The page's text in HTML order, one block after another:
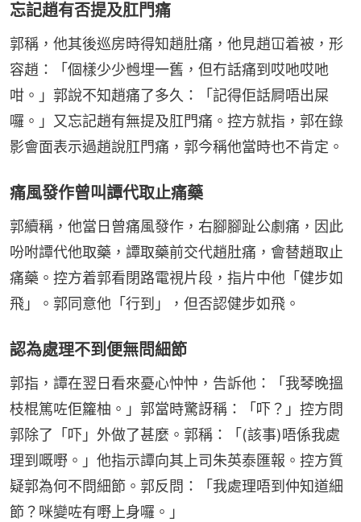
忘記趙有否提及肛門痛
郭稱，他其後巡房時得知趙肚痛，他見趙冚着被，形
容趙：「個樣少少乸埋一舊，但冇話痛到哎吔哎吔
咁。」郭說不知趙痛了多久：「記得佢話屙唔出屎
囉。」又忘記趙有無提及肛門痛。控方就指，郭在錄
影會面表示過趙說肛門痛，郭今稱他當時也不肯定。
痛風發作曾叫譚代取止痛藥
郭續稱，他當日曾痛風發作，右腳腳趾公劇痛，因此
吩咐譚代他取藥，譚取藥前交代趙肚痛，會替趙取止
痛藥。控方着郭看閉路電視片段，指片中他「健步如
飛」。郭同意他「行到」，但否認健步如飛。
認為處理不到便無問細節
郭指，譚在翌日看來憂心忡忡，告訴他：「我琴晚搵
枝棍篤咗佢籮柚。」郭當時驚訝稱：「吓？」控方問
郭除了「吓」外做了甚麼。郭稱：「(該事)唔係我處
理到嘅嘢。」他指示譚向其上司朱英泰匯報。控方質
疑郭為何不問細節。郭反問：「我處理唔到仲知道細
節？咪變咗有嘢上身囉。」